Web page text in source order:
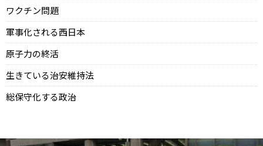
ワクチン問題
軍事化される西日本
原子力の終活
生きている治安維持法
総保守化する政治